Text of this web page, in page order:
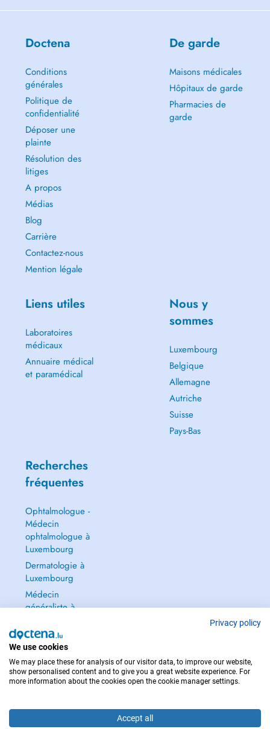
Doctena
Conditions
générales
Politique de
confidentialité
Déposer une
plainte
Résolution des
litiges
A propos
Médias
Blog
Carrière
Contactez-nous
Mention légale
De garde
Maisons médicales
Hôpitaux de garde
Pharmacies de
garde
Liens utiles
Laboratoires
médicaux
Annuaire médical
et paramédical
Nous y
sommes
Luxembourg
Belgique
Allemagne
Autriche
Suisse
Pays-Bas
Recherches
fréquentes
Ophtalmologue -
Médecin
ophtalmologue à
Luxembourg
Dermatologie à
Luxembourg
Médecin
généraliste à
Gynécologue à
Luxembourg
Tout voir →
Privacy policy
We use cookies
We may place these for analysis of our visitor data, to improve our website,
show personalised content and to give you a great website experience. For
more information about the cookies open the cookie manager settings.
Accept all